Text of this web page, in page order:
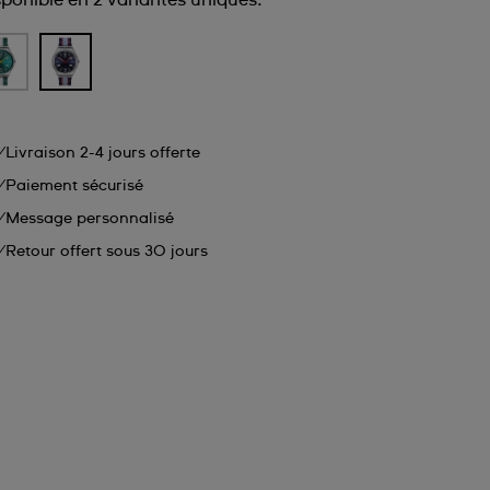
Livraison 2-4 jours offerte
Paiement sécurisé
Message personnalisé
Retour offert sous 30 jours